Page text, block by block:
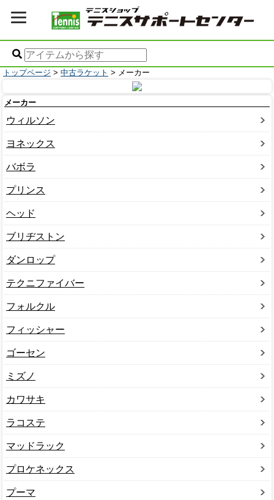
トップページ > 中古ラケット > メーカー
メーカー
ウィルソン
ヨネックス
バボラ
プリンス
ヘッド
ブリヂストン
ダンロップ
テクニファイバー
フォルクル
フィッシャー
ゴーセン
ミズノ
カワサキ
ラコステ
マッドラック
プロケネックス
プーマ